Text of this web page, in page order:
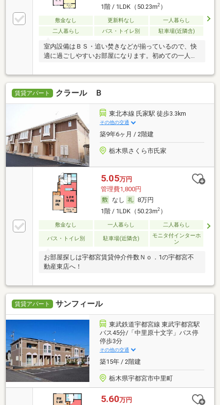
1階 / 1LDK（50.23m2）
敷金なし 更新料なし
一人暮らし
二人暮らし
バス・トイレ別 駐車場(近隣含)
室内設備はＢＳ・追い焚きなどが揃っているので、快
適に過ごしやすいお部屋になります。初めての一人暮
賃貸アパート クラール Ｂ
東北本線 氏家駅 徒歩3.3km
その他の交通
築9年6ヶ月 / 2階建
栃木県さくら市氏家
5.05万円
管理費1,800円
なし
8万円
1階 / 1LDK（50.23m2）
敷金なし 一人暮らし 二人暮らし
バス・トイレ別 駐車場(近隣含)
モニタ付インターホ
ン
お部屋探しは宇都宮賃貸仲介件数Ｎｏ．1の宇都宮不
動産東店へ！
賃貸アパート サンフィール
東武鉄道宇都宮線 東武宇都宮駅
バス45分/「中里原十文字」バス停
停歩3分
その他の交通
築15年 / 2階建
栃木県宇都宮市中里町
5.60万円